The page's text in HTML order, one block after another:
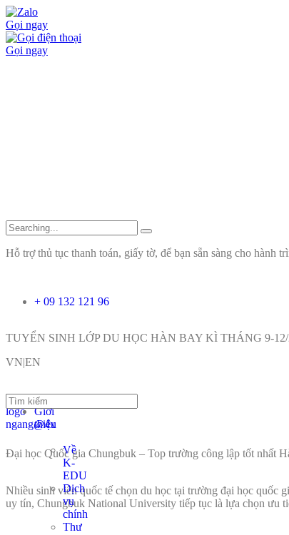
Gọi ngay
Gọi ngay
Hỗ trợ thủ tục thanh toán, giấy tờ, để bạn sẵn sàng cho hành
+ 09 132 121 96
TUYỂN SINH LỚP DU HỌC HÀN BAY KÌ THÁNG 9-12/
VN|EN
Giới
thiệu
Về
K-
EDU
Dịch
vụ
chính
Thư
Đại học Quốc gia Chungbuk – Top trường công lập tốt nhất
Nhiều sinh viên quốc tế chọn du học tại trường đại học quốc
uy tín, Chungbuk National University tiếp tục là lựa chọn ưu